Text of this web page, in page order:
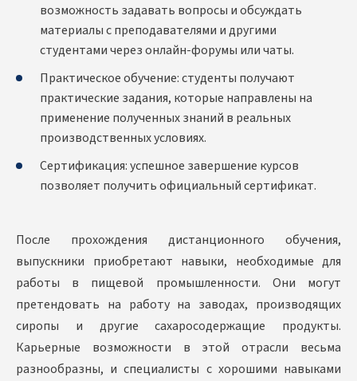
возможность задавать вопросы и обсуждать
материалы с преподавателями и другими
студентами через онлайн-форумы или чаты.
Практическое обучение: студенты получают
практические задания, которые направлены на
применение полученных знаний в реальных
производственных условиях.
Сертификация: успешное завершение курсов
позволяет получить официальный сертификат.
После прохождения дистанционного обучения,
выпускники приобретают навыки, необходимые для
работы в пищевой промышленности. Они могут
претендовать на работу на заводах, производящих
сиропы и другие сахаросодержащие продукты.
Карьерные возможности в этой отрасли весьма
разнообразны, и специалисты с хорошими навыками